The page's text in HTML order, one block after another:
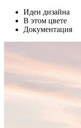
Идеи дизайна
В этом цвете
Документация